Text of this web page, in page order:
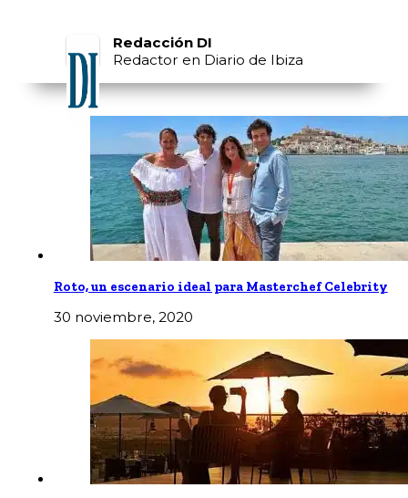
Redacción DI
Redactor en Diario de Ibiza
Roto, un escenario ideal para Masterchef Celebrity
30 noviembre, 2020